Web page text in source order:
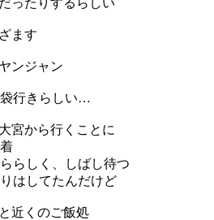
ます
ンジャン
行きらしい…
宮から行くことに
らしく、しばし待つ
はしてたんだけど
近くのご飯処